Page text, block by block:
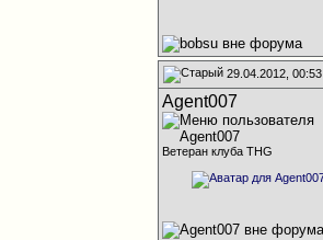
29.04.2012, 00:53
Agent007
Ветеран клуба THG